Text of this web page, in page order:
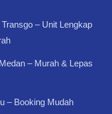
– Unit Lengkap
– Murah & Lepas
– Booking Mudah